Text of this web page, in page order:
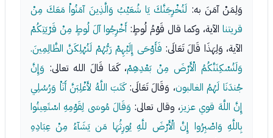
وَلِمَنْ آمَنَ به: لَنُخْرِجَنَّكَ يَا شُعَيْبُ وَالَّذِينَ آمَنُواْ مَعَكَ مِنْ
قريتنا الآية، وكما قال قَوْمُ لُوطٍ: أَخْرِجُوا آلَ لُوطٍ مِنْ قَرْيَتِكُمْ
الآية، وَلِهَذَا قَالَ تَعَالَى: فَأَوْحَى إِلَيْهِمْ رَبُّهُمْ لَنُهْلِكَنَّ الظَّالِمِينَ.
وَلَنُسْكِنَنَّكُمُ الْأَرْضَ مِنْ بَعْدِهِمْ، كَمَا قَالَ الله تعالى: وَإِنَّ
جُندَنَا لَهُمُ الغالبون، وَقَالَ تَعَالَى:كَتَبَ اللَّهُ لأَغْلِبَنَّ أَنَاْ وَرُسُلِي
إِنَّ اللَّهَ قوي عزيز، وقال تعالى: وَقَالَ مُوسَى لِقَوْمِهِ اسْتَعِينُوا
بِاللَّهِ وَاصْبِرُوا إِنَّ الْأَرْضَ للَّهِ يُورِثُهَا مَن يَشَآءُ مِنْ عِبَادِهِ